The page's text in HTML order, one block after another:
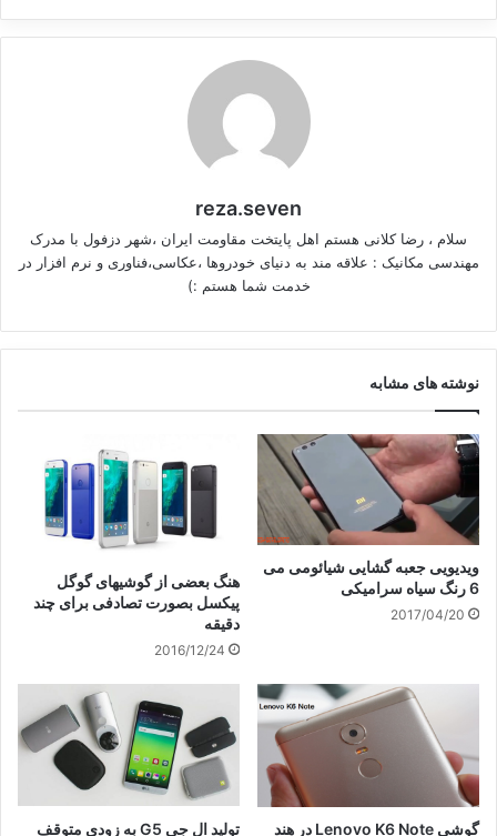
reza.seven
سلام ، رضا کلانی هستم اهل پایتخت مقاومت ایران ،شهر دزفول با مدرک
مهندسی مکانیک : علاقه مند به دنیای خودروها ،عکاسی،فناوری و نرم افزار در
خدمت شما هستم :)
نوشته های مشابه
ویدیویی جعبه گشایی شیائومی می
6 رنگ سیاه سرامیکی
2017/04/20
هنگ بعضی از گوشیهای گوگل
پیکسل بصورت تصادفی برای چند
دقیقه
2016/12/24
گوشی Lenovo K6 Note در هند تولید ال جی G5 به زودی متوقف